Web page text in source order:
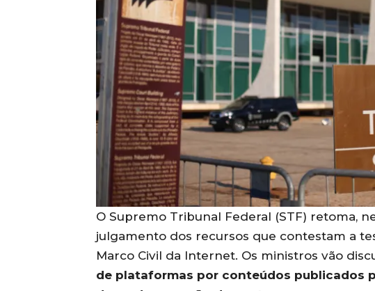
O Supremo Tribunal Federal (STF) retoma,
julgamento dos recursos que contestam a
Marco Civil da Internet. Os ministros vão
de plataformas por conteúdos publicados